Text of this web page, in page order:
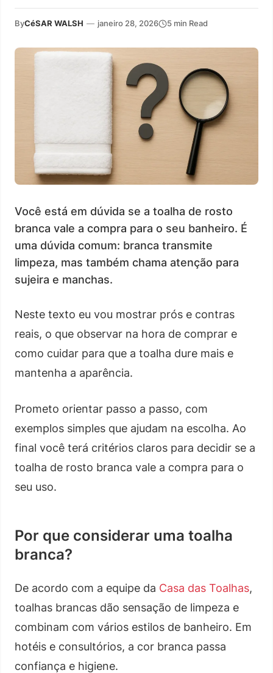
ByCéSAR WALSH — janeiro 28, 2026 5 min Read
Você está em dúvida se a toalha de rosto
branca vale a compra para o seu banheiro. É
uma dúvida comum: branca transmite
limpeza, mas também chama atenção para
sujeira e manchas.
Neste texto eu vou mostrar prós e contras
reais, o que observar na hora de comprar e
como cuidar para que a toalha dure mais e
mantenha a aparência.
Prometo orientar passo a passo, com
exemplos simples que ajudam na escolha. Ao
final você terá critérios claros para decidir se a
toalha de rosto branca vale a compra para o
seu uso.
Por que considerar uma toalha
branca?
De acordo com a equipe da Casa das Toalhas,
toalhas brancas dão sensação de limpeza e
combinam com vários estilos de banheiro. Em
hotéis e consultórios, a cor branca passa
confiança e higiene.